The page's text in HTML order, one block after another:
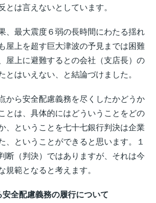
とは言えないとしています。
、最大震度６弱の長時間にわたる揺れ
屋上を超す巨大津波の予見までは困難
屋上に避難するとの会社（支店長）の
とはいえない、と結論づけました。
から安全配慮義務を尽くしたかどうか
とは、具体的にはどういうことをどの
、ということを七十七銀行判決は企業
、ということができると思います。１
断（判決）ではありますが、それは今
規範となると考えます。
全配慮義務の履行について